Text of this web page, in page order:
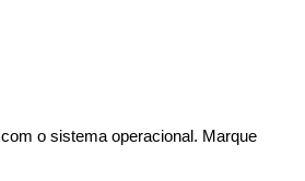
o sistema operacional. Marque